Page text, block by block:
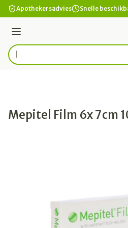
Ga naar de inhoud
Apothekersadvies Snelle
Menu
Product, merk, categorie...
Mepitel Film 6x 7cm